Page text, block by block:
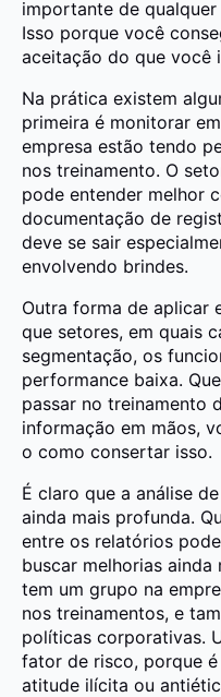
importante de
Isso porque você
aceitação do que você
Na prática existem
primeira é monitorar
empresa estão tendo
nos treinamento. O
pode entender melhor
documentação de
deve se sair
envolvendo brindes.
Outra forma de aplicar
que setores, em quais
segmentação, os
performance baixa.
passar no treinamento
informação em mãos,
o como consertar isso.
É claro que a análise
ainda mais profunda.
entre os relatórios
buscar melhorias ainda
tem um grupo na
nos treinamentos, e
políticas corporativas.
fator de risco, porque
atitude ilícita ou